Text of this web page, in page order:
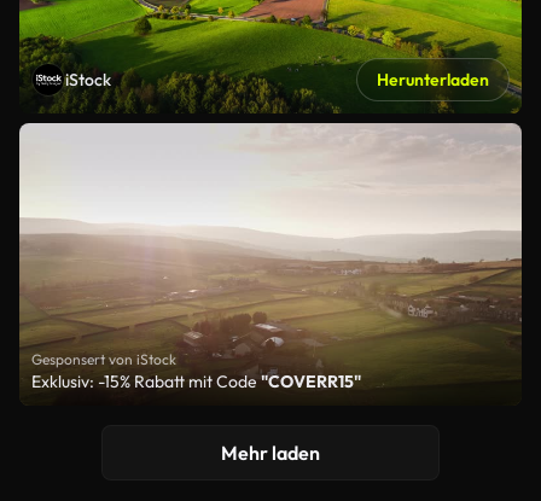
iStock Herunterladen
Gesponsert von iStock
Exklusiv: -15% Rabatt mit Code"COVERR15"
Mehr laden